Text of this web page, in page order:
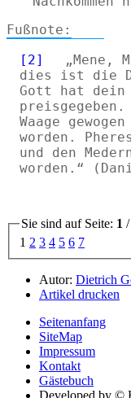
[2]
Mene,
dies ist die
Gott hat dein
Waage
worden.
und den
worden.
Sie sind auf Seite: 1
1 2 3 4 5 6 7
Autor: Dietrich
Artikel drucken
Seitenanfang
SiteMap
Impressum
Kontakt
Gästebuch